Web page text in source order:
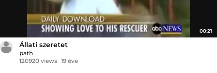
00:21
Állati szeretet
path
120920 views 19 éve